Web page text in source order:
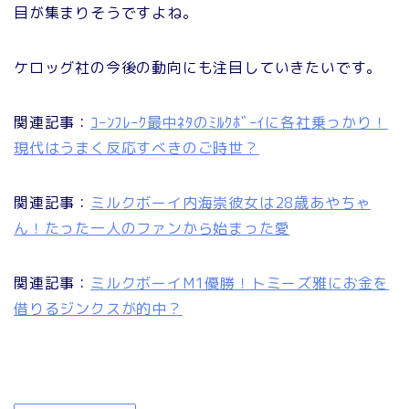
目が集まりそうですよね。
ケロッグ社の今後の動向にも注目していきたいです。
関連記事： ｺｰﾝﾌﾚｰｸ最中ﾈﾀのﾐﾙｸﾎﾞｰｲに各社乗っかり！
現代はうまく反応すべきのご時世？
関連記事： ミルクボーイ内海崇彼女は28歳あやちゃ
ん！たった一人のファンから始まった愛
関連記事： ミルクボーイM1優勝！トミーズ雅にお金を
借りるジンクスが的中？